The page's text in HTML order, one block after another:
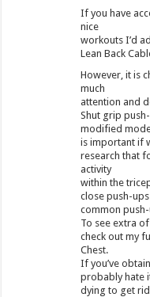
If you have
nice
workouts I’d
Lean Back
However, it is
much
attention and
Shut grip
modified
is important if
research that
activity
within the
close push-
common
To see extra
check out my
Chest.
If you’ve
probably hate
dying to get